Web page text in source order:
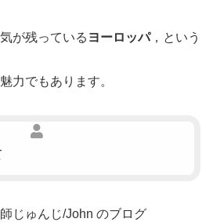
が残っている ヨーロッパ，という
力でもあります。
じゅんじ/John のブログ